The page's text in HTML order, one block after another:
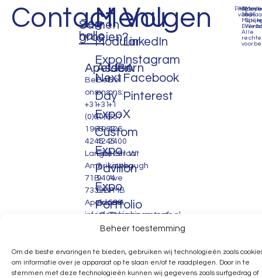
Beheer toestemming
Om de beste ervaringen te bieden, gebruiken wij technologieën zoals
om informatie over je apparaat op te slaan en/of te raadplegen. Door in te
stemmen met deze technologieën kunnen wij gegevens zoals surfgedrag of
Contact
Samen
groeien?
Zeg
hallo
Apeldoorn
Bel
ons:
+31
(0)6
1963
4245
Lange
Amerikaweg
71B
7332BP
Apeldoorn
info@makingevents.nl
Assen
Bel
ons:
+31
(0)6
1963
4245
Eiberstraat
7
9404
EA
Assen
info@makingevents.nl
USA
Bel
ons:
+1
657
426
2400
1291 W
Linebaugh
Ave
PMB
558.
Tampa,
FL
United
States
Menu
Modular
Expo
Next
Day
Expo
Custom
Expo
Pavilion
Expo
Portfolio
Contact
Volgen
LinkedIn
Instagram
Facebook
Pinterest
X
©
2035
Alle
Made
by